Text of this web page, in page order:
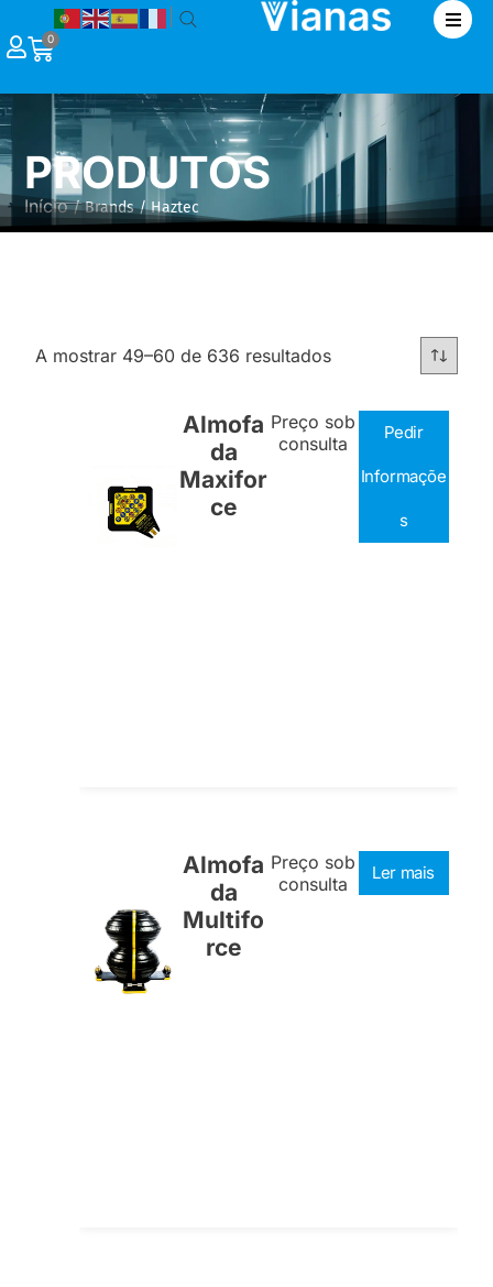
0
PRODUTOS
Início/ Brands / Haztec
A mostrar 49–60 de 636 resultados
Almofa
da
Maxifor
ce
Preço sob
consulta
Pedir
Informaçõe
s
Almofa
da
Multifo
rce
Preço sob
consulta
Ler mais